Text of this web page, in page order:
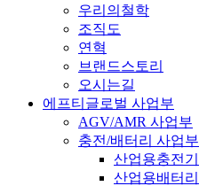
우리의철학
조직도
연혁
브랜드스토리
오시는길
에프티글로벌 사업부
AGV/AMR 사업부
충전/배터리 사업부
산업용충전기
산업용배터리